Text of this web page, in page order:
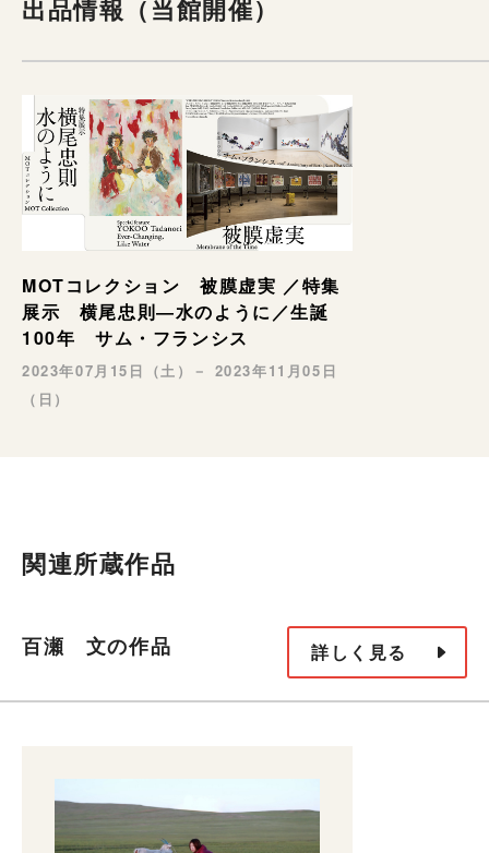
出品情報（当館開催）
MOTコレクション 被膜虚実 ／特集
展示 横尾忠則―水のように／生誕
100年 サム・フランシス
2023年07月15日（土）－ 2023年11月05日
（日）
関連所蔵作品
百瀬 文の作品 詳しく見る